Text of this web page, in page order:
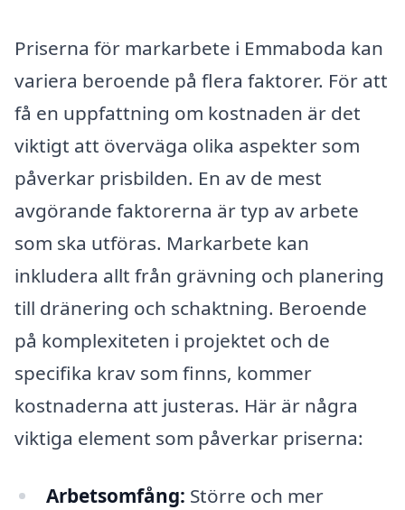
Priserna för markarbete i Emmaboda kan
variera beroende på flera faktorer. För att
få en uppfattning om kostnaden är det
viktigt att överväga olika aspekter som
påverkar prisbilden. En av de mest
avgörande faktorerna är typ av arbete
som ska utföras. Markarbete kan
inkludera allt från grävning och planering
till dränering och schaktning. Beroende
på komplexiteten i projektet och de
specifika krav som finns, kommer
kostnaderna att justeras. Här är några
viktiga element som påverkar priserna:
Arbetsomfång: Större och mer